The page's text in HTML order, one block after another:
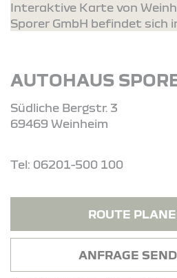
Interaktive Karte von
Sporer GmbH befindet sich
AUTOHAUS
Südliche Bergstr. 3
69469 Weinheim
Tel: 06201-500 100
ROUTE
ANFRAGE